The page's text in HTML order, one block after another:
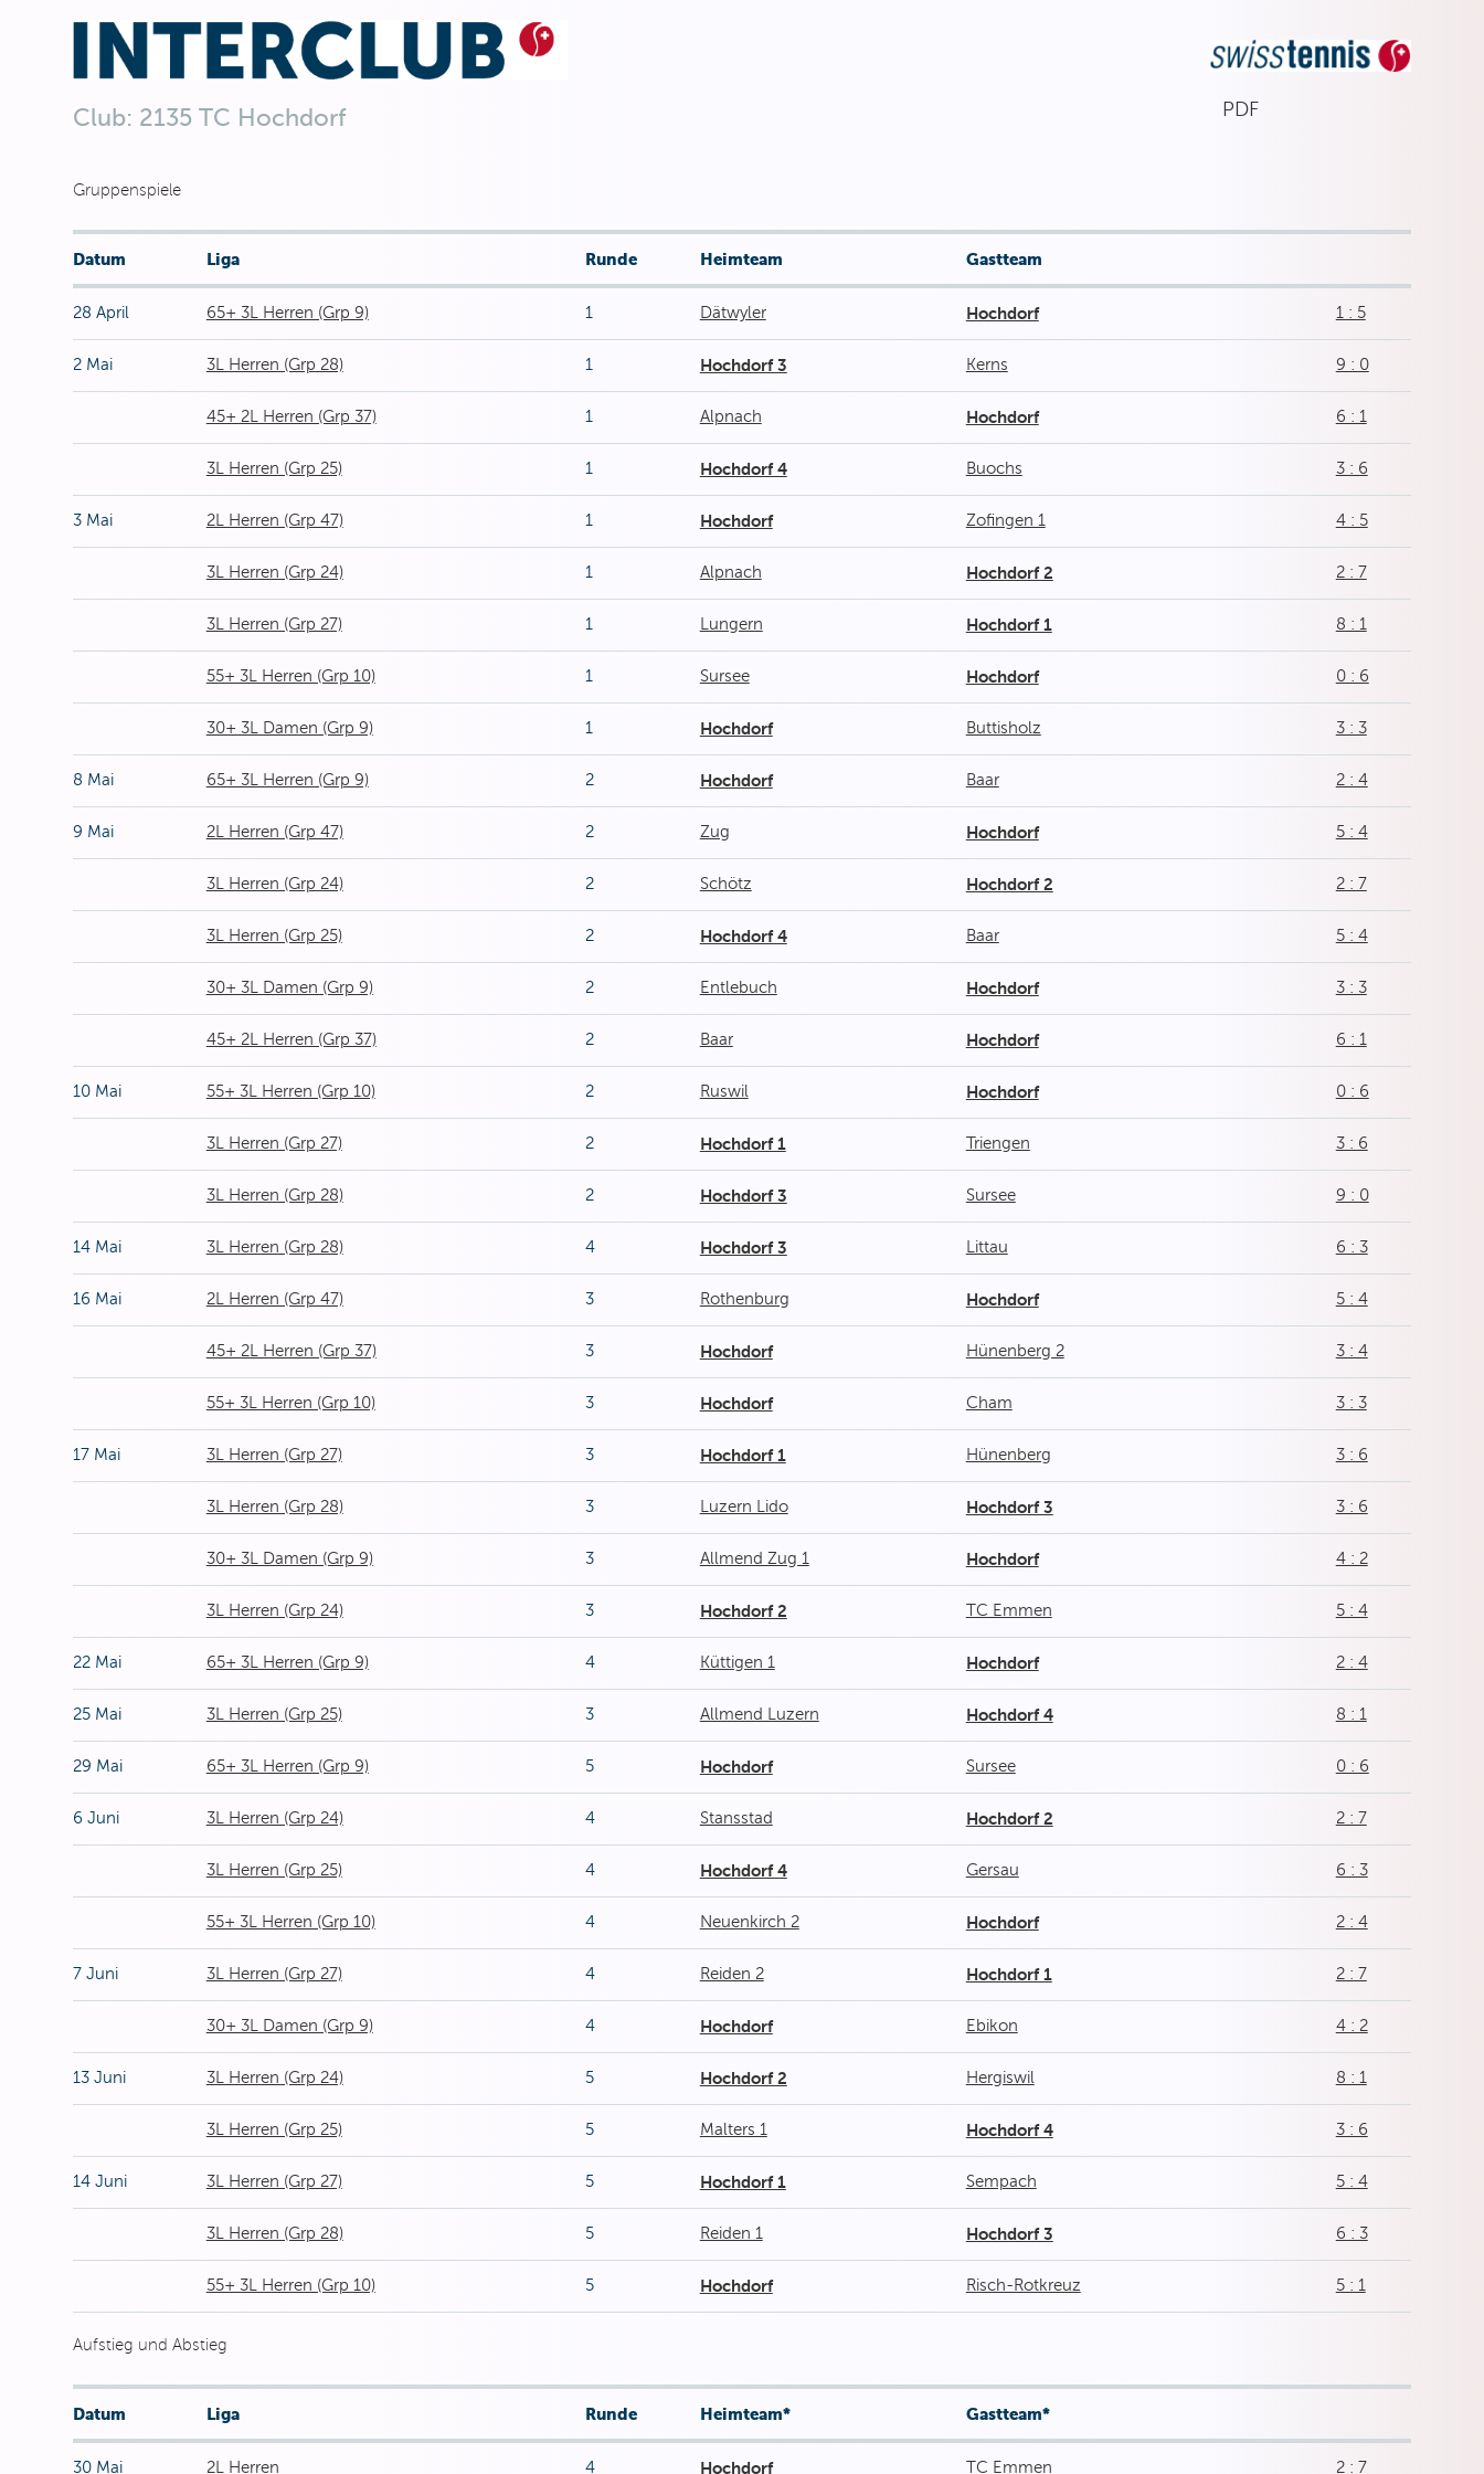
Club: 2135 TC Hochdorf PDF
Gruppenspiele
Datum Liga Runde Heimteam Gastteam
28 April 65+ 3L Herren (Grp 9) 1 Dätwyler Hochdorf 1 : 5
2 Mai 3L Herren (Grp 28) 1 Hochdorf 3 Kerns 9 : 0
45+ 2L Herren (Grp 37) 1 Alpnach Hochdorf 6 : 1
3L Herren (Grp 25) 1 Hochdorf 4 Buochs 3 : 6
3 Mai 2L Herren (Grp 47) 1 Hochdorf Zofingen 1 4 : 5
3L Herren (Grp 24) 1 Alpnach Hochdorf 2 2 : 7
3L Herren (Grp 27) 1 Lungern Hochdorf 1 8 : 1
55+ 3L Herren (Grp 10) 1 Sursee Hochdorf 0 : 6
30+ 3L Damen (Grp 9) 1 Hochdorf Buttisholz 3 : 3
8 Mai 65+ 3L Herren (Grp 9) 2 Hochdorf Baar 2 : 4
9 Mai 2L Herren (Grp 47) 2 Zug Hochdorf 5 : 4
3L Herren (Grp 24) 2 Schötz Hochdorf 2 2 : 7
3L Herren (Grp 25) 2 Hochdorf 4 Baar 5 : 4
30+ 3L Damen (Grp 9) 2 Entlebuch Hochdorf 3 : 3
45+ 2L Herren (Grp 37) 2 Baar Hochdorf 6 : 1
10 Mai 55+ 3L Herren (Grp 10) 2 Ruswil Hochdorf 0 : 6
3L Herren (Grp 27) 2 Hochdorf 1 Triengen 3 : 6
3L Herren (Grp 28) 2 Hochdorf 3 Sursee 9 : 0
14 Mai 3L Herren (Grp 28) 4 Hochdorf 3 Littau 6 : 3
16 Mai 2L Herren (Grp 47) 3 Rothenburg Hochdorf 5 : 4
45+ 2L Herren (Grp 37) 3 Hochdorf Hünenberg 2 3 : 4
55+ 3L Herren (Grp 10) 3 Hochdorf Cham 3 : 3
17 Mai 3L Herren (Grp 27) 3 Hochdorf 1 Hünenberg 3 : 6
3L Herren (Grp 28) 3 Luzern Lido Hochdorf 3 3 : 6
30+ 3L Damen (Grp 9) 3 Allmend Zug 1 Hochdorf 4 : 2
3L Herren (Grp 24) 3 Hochdorf 2 TC Emmen 5 : 4
22 Mai 65+ 3L Herren (Grp 9) 4 Küttigen 1 Hochdorf 2 : 4
25 Mai 3L Herren (Grp 25) 3 Allmend Luzern Hochdorf 4 8 : 1
29 Mai 65+ 3L Herren (Grp 9) 5 Hochdorf Sursee 0 : 6
6 Juni 3L Herren (Grp 24) 4 Stansstad Hochdorf 2 2 : 7
3L Herren (Grp 25) 4 Hochdorf 4 Gersau 6 : 3
55+ 3L Herren (Grp 10) 4 Neuenkirch 2 Hochdorf 2 : 4
7 Juni 3L Herren (Grp 27) 4 Reiden 2 Hochdorf 1 2 : 7
30+ 3L Damen (Grp 9) 4 Hochdorf Ebikon 4 : 2
13 Juni 3L Herren (Grp 24) 5 Hochdorf 2 Hergiswil 8 : 1
3L Herren (Grp 25) 5 Malters 1 Hochdorf 4 3 : 6
14 Juni 3L Herren (Grp 27) 5 Hochdorf 1 Sempach 5 : 4
3L Herren (Grp 28) 5 Reiden 1 Hochdorf 3 6 : 3
55+ 3L Herren (Grp 10) 5 Hochdorf Risch-Rotkreuz 5 : 1
Aufstieg und Abstieg
Datum Liga Runde Heimteam* Gastteam*
30 Mai 2L Herren 4 Hochdorf TC Emmen 2 : 7